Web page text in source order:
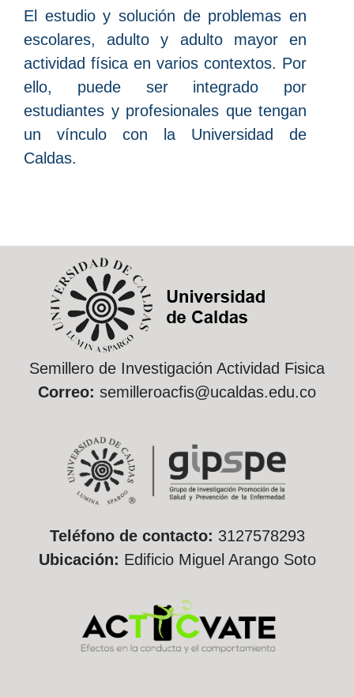
El estudio y solución de problemas en
escolares, adulto y adulto mayor en
actividad física en varios contextos. Por
ello, puede ser integrado por
estudiantes y profesionales que tengan
un vínculo con la Universidad de
Caldas.
Semillero de Investigación Actividad Fisica
Correo: semilleroacfis@ucaldas.edu.co
Teléfono de contacto: 3127578293
Ubicación: Edificio Miguel Arango Soto